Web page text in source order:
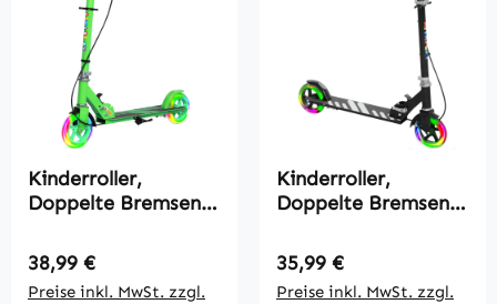
Kinderroller,
Doppelte Bremsen,
Fußstütze, faltbar,
3-8 Jahre, Grün
Regulärer Preis:
38,99 €
Preise inkl. MwSt. zzgl.
Kinderroller,
Doppelte Bremsen,
Fußstütze, faltbar,
3-8 Jahre, Schwarz
Regulärer Preis:
35,99 €
Preise inkl. MwSt. zzgl.